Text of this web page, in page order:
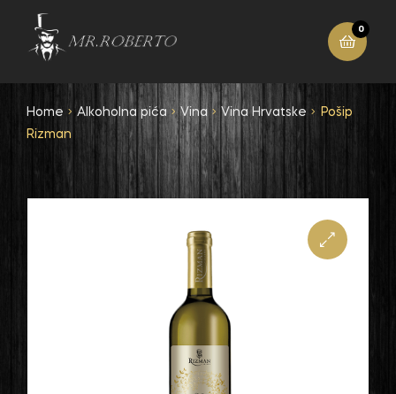
0
Home Alkoholna pića Vina Vina Hrvatske
Pošip
Rizman